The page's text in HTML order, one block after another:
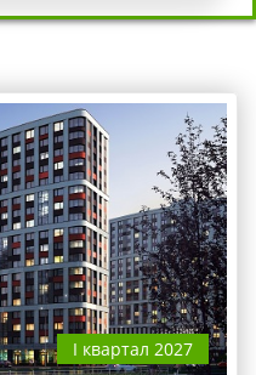
I квартал 2027